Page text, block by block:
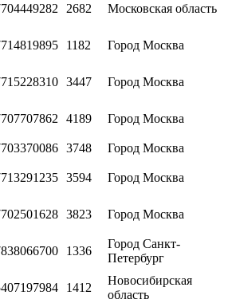
2682 Московская область
1182 Город Москва
3447 Город Москва
4189 Город Москва
3748 Город Москва
3594 Город Москва
3823 Город Москва
1336
Город Санкт-
Петербург
1412
Новосибирская
область